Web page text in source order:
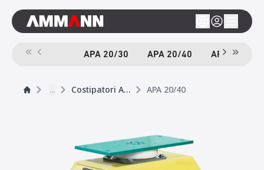
APA 20/30 APA 20/40 APA 55/46
... Costipatori Adattabili APA 20/40